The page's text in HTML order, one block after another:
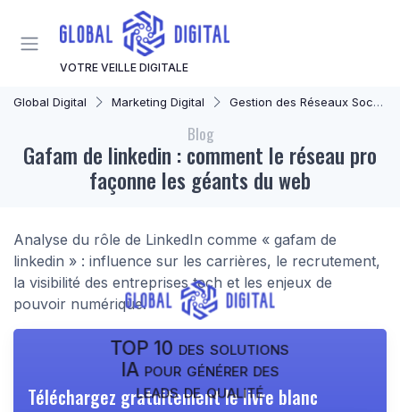
VOTRE VEILLE DIGITALE
Global Digital Marketing Digital Gestion des Réseaux Sociaux
Blog
Gafam de linkedin : comment le réseau pro
façonne les géants du web
Analyse du rôle de LinkedIn comme « gafam de
linkedin » : influence sur les carrières, le recrutement,
la visibilité des entreprises tech et les enjeux de
pouvoir numérique.
TOP 10 des solutions
IA pour générer des
leads de qualité
Téléchargez gratuitement le livre blanc
Panneau de gestion des cookies